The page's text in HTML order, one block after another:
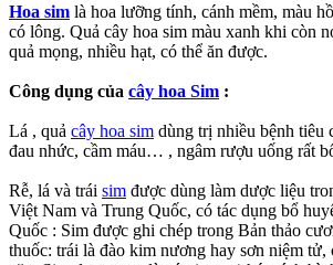
Hoa sim là hoa lưỡng tính, cánh mềm, màu
có lông. Quả cây hoa sim màu xanh khi còn
quả mọng, nhiều hạt, có thể ăn được.
Công dụng của cây hoa Sim :
Lá , quả cây hoa sim dùng trị nhiều bệnh tiêu
đau nhức, cầm máu… , ngâm rượu uống rất
Rễ, lá và trái sim được dùng làm dược liệu
Việt Nam và Trung Quốc, có tác dụng bổ
Quốc : Sim được ghi chép trong Bản thảo
thuốc: trái là đào kim nương hay sơn niệm tử,